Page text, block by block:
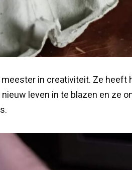
in creativiteit. Ze heeft
leven in te blazen en ze